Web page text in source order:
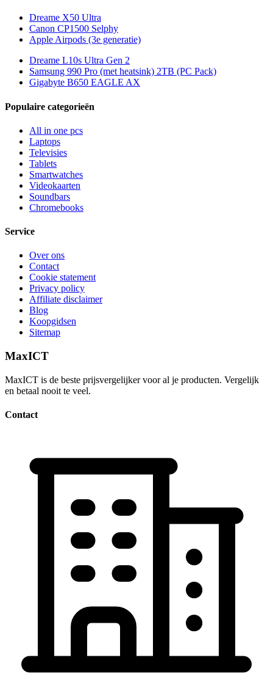
Dreame X50 Ultra
Canon CP1500 Selphy
Apple Airpods (3e generatie)
Dreame L10s Ultra Gen 2
Samsung 990 Pro (met heatsink) 2TB (PC Pack)
Gigabyte B650 EAGLE AX
Populaire categorieën
All in one pcs
Laptops
Televisies
Tablets
Smartwatches
Videokaarten
Soundbars
Chromebooks
Service
Over ons
Contact
Cookie statement
Privacy policy
Affiliate disclaimer
Blog
Koopgidsen
Sitemap
MaxICT
MaxICT is de beste prijsvergelijker voor al je producten. Vergelijk
en betaal nooit te veel.
Contact